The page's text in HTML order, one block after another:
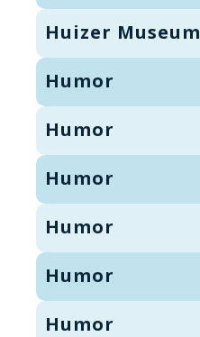
Huizer Museum
Humor
Humor
Humor
Humor
Humor
Humor